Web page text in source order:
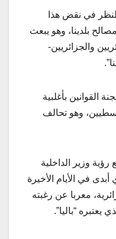
في نقض هذا
بلدينا، وهو يبعث
والجزائريين-
القوانين بأغلبية
وهو تحالف
وزير الداخلية
أبدى في الأيام الأخيرة
معربا عن رغبته
يعتبره “باليا”.